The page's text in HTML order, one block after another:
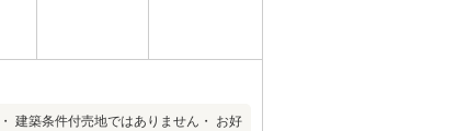
築条件付売地ではありません・ お好